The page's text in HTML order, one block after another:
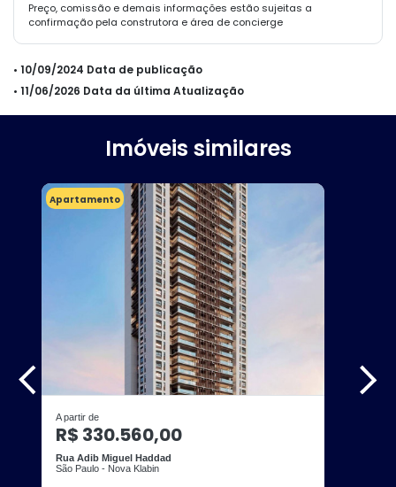
Preço, comissão e demais informações estão sujeitas a
confirmação pela construtora e área de concierge
• 10/09/2024 Data de publicação
• 11/06/2026 Data da última Atualização
Imóveis similares
Apartamento
A partir de
R$ 330.560,00
Rua Adib Miguel Haddad
São Paulo - Nova Klabin